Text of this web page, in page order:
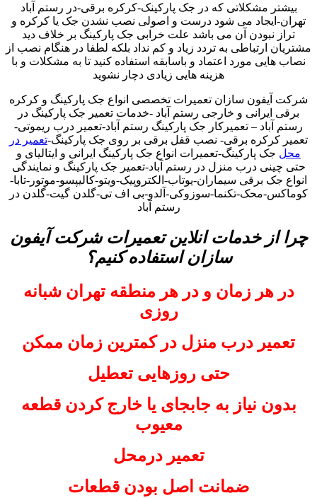
بیشتر مشکلاتی که در جک پارکینک-کرکره برقی-در رستم آباد
تهران-ایجاد می شود درست و اصولی نصب نشدن جک یا کرکره و
تراز نبودن آن می باشد علت خرابی جک پارکینگ بر خلاف دید
مشتریان ارتباطی به تردد زیاد و کم نداد بلکه لطفا در هنگام نصب از
نصاب هایی مورد اعتماد و باسابقه استفاده کنید تا به مشکلات و با
هزینه هایی زیادی دچار نشوید
شرکت آیفون سازان تعمیرات تخصصی انواع جک پارکینگ و کرکره
برقی ایرانی و خارجی رستم آباد -خدمات تعمیر جک پارکینگ در
رستم آباد – تعمیرکار جک پارکینگ رستم آباد-تعمیر درب ریموتی-
تعمیر کرکره برقی- نصب قفل برقی بر روی جک پارکینگ-تعمیر در
محل جک پارکینگ-تعمیرات انواع جک پارکینگ ایرانی و ایتالیای و
حتی چینی درب منزل در رستم آباد-تعمیر جک پارکینگ و نمایندگی
انواع جک برقی سیماران-یوتاب-الکتروپیک-ویتو-کالیپسو-موتور-تابا-
کوماکس-محک-تکنما-سوزوکی-آلدو-بی اف تی-گلدن گیت-گلدن در
رستم آباد
چرا از خدمات انلاین تعمیرات شرکت آیفون
سازان استفاده کنیم؟
در هر زمان و در هر منطقه تهران شبانه
روزی
تعمیر درب منزل در کمترین زمان ممکن
حتی روزهایی تعطیل
بدون نیاز به جابجای یا خارج کردن قطعه
معیوب
تعمیر درمحل
ضمانت اصل بودن قطعات